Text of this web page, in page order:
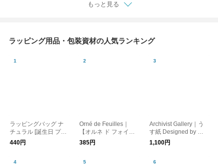
もっと見る
ラッピング用品・包装資材の人気ランキング
ラッピングバッグ ナ
チュラル [誕生日 プレ
ゼント ギフト]
440円
Orné de Feuilles｜
【オルネ ド フォイユ
専用】ラッピングバッ
グ【誕生日】【プレゼ
リスマス】【母の日】
385円
Archivist Gallery｜う
す紙 Designed by ア
リアナ・マーティン
［メール便］
1,100円